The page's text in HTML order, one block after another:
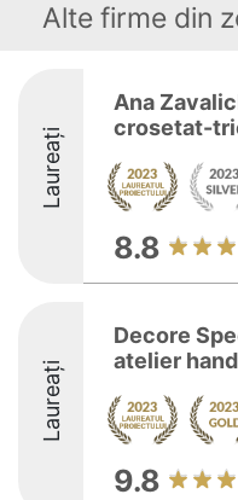
Alte firme din
Laureați
Ana
crosetat-
8.8
Laureați
Decore
atelier
9.8